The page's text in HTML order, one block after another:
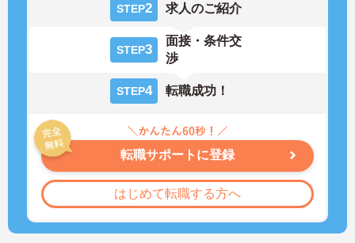
STEP2 求人のご紹介
STEP3
面接・条件交
渉
STEP4 転職成功！
転職サポートに登録
はじめて転職する方へ